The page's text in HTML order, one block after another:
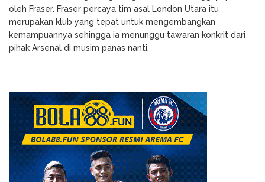
oleh Fraser. Fraser percaya tim asal London Utara itu
merupakan klub yang tepat untuk mengembangkan
kemampuannya sehingga ia menunggu tawaran konkrit dari
pihak Arsenal di musim panas nanti.